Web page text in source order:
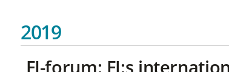
2019
FI-forum: FI:s